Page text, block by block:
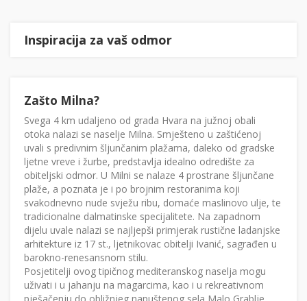
Inspiracija za vaš odmor
Zašto Milna?
Svega 4 km udaljeno od grada Hvara na južnoj obali
otoka nalazi se naselje Milna. Smješteno u zaštićenoj
uvali s predivnim šljunčanim plažama, daleko od gradske
ljetne vreve i žurbe, predstavlja idealno odredište za
obiteljski odmor. U Milni se nalaze 4 prostrane šljunčane
plaže, a poznata je i po brojnim restoranima koji
svakodnevno nude svježu ribu, domaće maslinovo ulje, te
tradicionalne dalmatinske specijalitete. Na zapadnom
dijelu uvale nalazi se najljepši primjerak rustične ladanjske
arhitekture iz 17 st., ljetnikovac obitelji Ivanić, sagrađen u
barokno-renesansnom stilu.
Posjetitelji ovog tipičnog mediteranskog naselja mogu
uživati i u jahanju na magarcima, kao i u rekreativnom